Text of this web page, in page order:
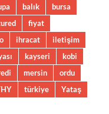
balık
bursa
fiyat
ihracat
iletişim
kayseri
kobi
mersin
ordu
türkiye
Yataş